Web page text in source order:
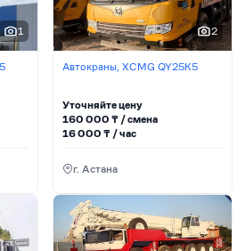
1 2
Автокраны, XCMG QY25K5
Уточняйте цену
160 000₸ / сменa
16 000₸ / час
г. Астана